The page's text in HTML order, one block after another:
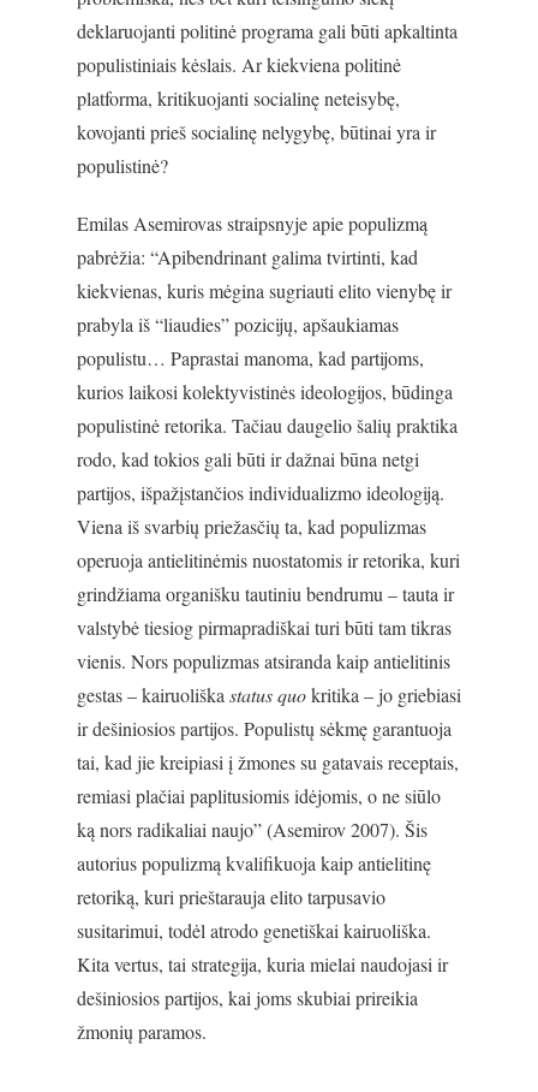
deklaruojanti politinė programa gali būti apkaltinta
populistiniais kėslais. Ar kiekviena politinė
platforma, kritikuojanti socialinę neteisybę,
kovojanti prieš socialinę nelygybę, būtinai yra ir
populistinė?
Emilas Asemirovas straipsnyje apie populizmą
pabrėžia: “Apibendrinant galima tvirtinti, kad
kiekvienas, kuris mėgina sugriauti elito vienybę ir
prabyla iš “liaudies” pozicijų, apšaukiamas
populistu… Paprastai manoma, kad partijoms,
kurios laikosi kolektyvistinės ideologijos, būdinga
populistinė retorika. Tačiau daugelio šalių praktika
rodo, kad tokios gali būti ir dažnai būna netgi
partijos, išpažįstančios individualizmo ideologiją.
Viena iš svarbių priežasčių ta, kad populizmas
operuoja antielitinėmis nuostatomis ir retorika, kuri
grindžiama organišku tautiniu bendrumu – tauta ir
valstybė tiesiog pirmapradiškai turi būti tam tikras
vienis. Nors populizmas atsiranda kaip antielitinis
gestas – kairuoliška status quokritika – jo griebiasi
ir dešiniosios partijos. Populistų sėkmę garantuoja
tai, kad jie kreipiasi į žmones su gatavais receptais,
remiasi plačiai paplitusiomis idėjomis, o ne siūlo
ką nors radikaliai naujo” (Asemirov 2007). Šis
autorius populizmą kvalifikuoja kaip antielitinę
retoriką, kuri prieštarauja elito tarpusavio
susitarimui, todėl atrodo genetiškai kairuoliška.
Kita vertus, tai strategija, kuria mielai naudojasi ir
dešiniosios partijos, kai joms skubiai prireikia
žmonių paramos.